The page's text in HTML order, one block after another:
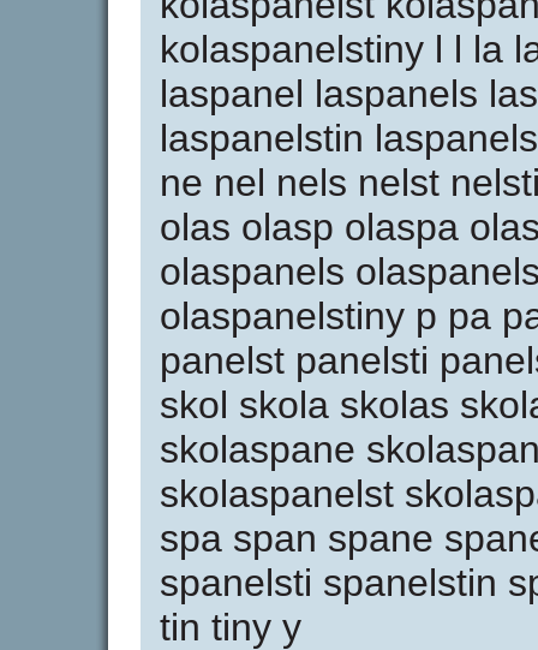
kolaspanelstiny l l la
laspanel laspanels
laspanelstin
ne nel nels nelst
olas olasp olaspa
olaspanels
olaspanelstiny p pa
panelst panelsti
skol skola skolas
skolaspane
skolaspanelst
spa span spane
spanelsti spanelstin
tin tiny y